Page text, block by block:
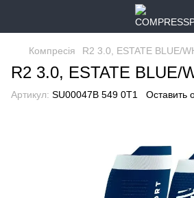
Компресія R2 3.0, ESTATE BLUE/
R2 3.0, ESTATE BLUE/
Артикул: SU00047B 549 0T1 Оставить